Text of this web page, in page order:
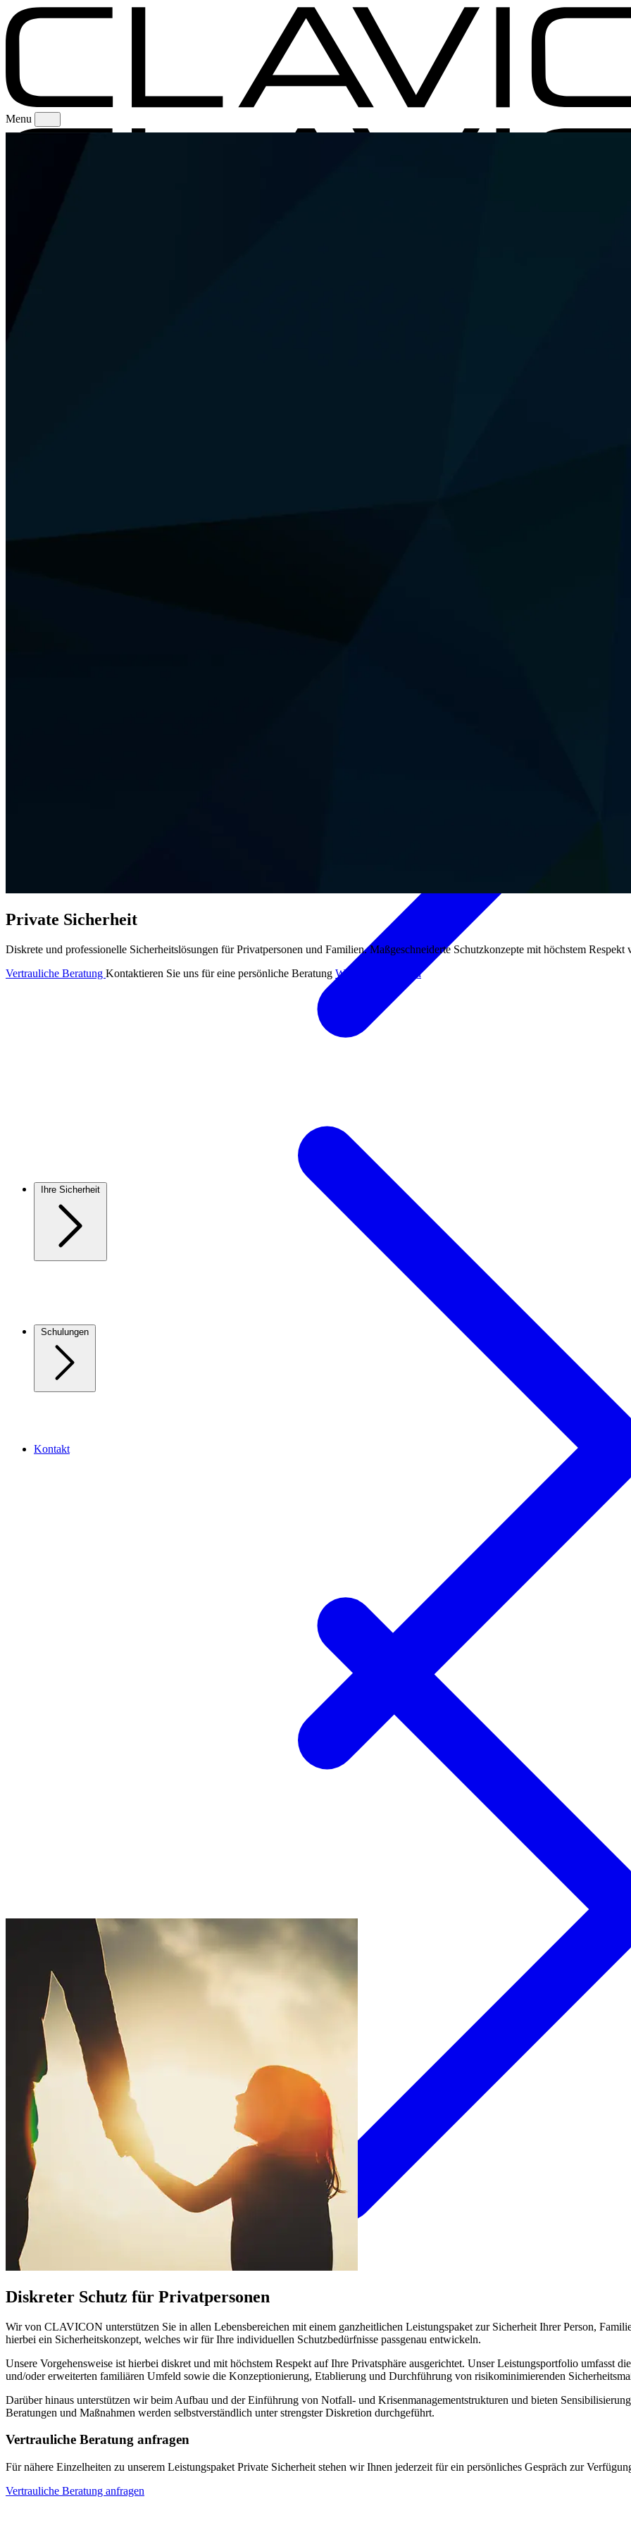
Menu
Ihre Sicherheit
Schulungen
Kontakt
Private Sicherheit
Diskrete und professionelle Sicherheitslösungen für Privatpersonen und Familien. Maßgeschneiderte Schutzkonzepte mit höchstem Respekt
Vertrauliche Beratung Kontaktieren Sie uns für eine persönliche Beratung Weitere Leistungen
Diskreter Schutz für Privatpersonen
Wir von CLAVICON unterstützen Sie in allen Lebensbereichen mit einem ganzheitlichen Leistungspaket zur Sicherheit Ihrer Person,
hierbei ein Sicherheitskonzept, welches wir für Ihre individuellen Schutzbedürfnisse passgenau entwickeln.
Unsere Vorgehensweise ist hierbei diskret und mit höchstem Respekt auf Ihre Privatsphäre ausgerichtet. Unser Leistungsportfolio umfasst
und/oder erweiterten familiären Umfeld sowie die Konzeptionierung, Etablierung und Durchführung von risikominimierenden
Darüber hinaus unterstützen wir beim Aufbau und der Einführung von Notfall- und Krisenmanagementstrukturen und bieten
Beratungen und Maßnahmen werden selbstverständlich unter strengster Diskretion durchgeführt.
Vertrauliche Beratung anfragen
Für nähere Einzelheiten zu unserem Leistungspaket Private Sicherheit stehen wir Ihnen jederzeit für ein persönliches Gespräch zur
Vertrauliche Beratung anfragen